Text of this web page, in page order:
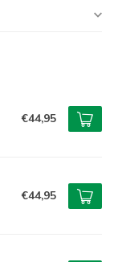
€44,95
€44,95